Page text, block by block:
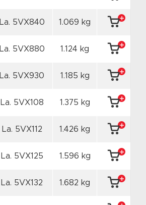
La. 5VX840 1.069 kg
La. 5VX880 1.124 kg
La. 5VX930 1.185 kg
La. 5VX108 1.375 kg
La. 5VX112 1.426 kg
La. 5VX125 1.596 kg
La. 5VX132 1.682 kg